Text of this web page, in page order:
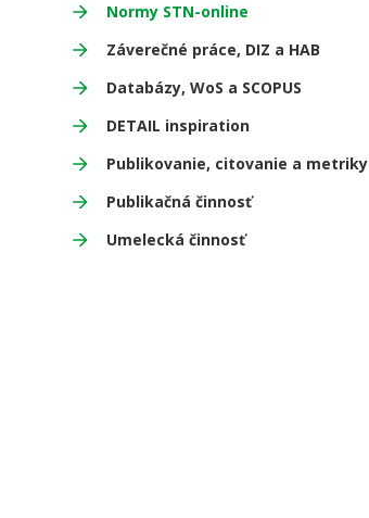
Normy STN-online
Záverečné práce, DIZ a HAB
Databázy, WoS a SCOPUS
DETAIL inspiration
Publikovanie, citovanie a metriky
Publikačná činnosť
Umelecká činnosť